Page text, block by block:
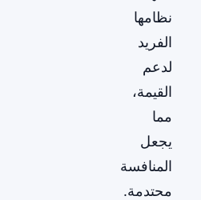
نظامها
الفريد
لدعم
القيمة،
مما
يجعل
المنافسة
محتدمة.